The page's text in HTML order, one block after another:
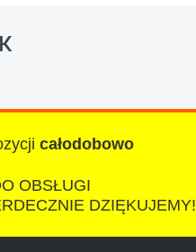
całodobowo
OBSŁUGI
DZIĘKUJEMY!